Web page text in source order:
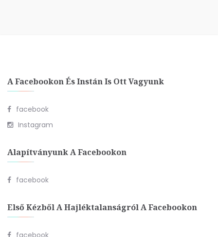
A Facebookon És Instán Is Ott Vagyunk
facebook
Instagram
Alapítványunk A Facebookon
facebook
Első Kézből A Hajléktalanságról A Facebookon
facebook